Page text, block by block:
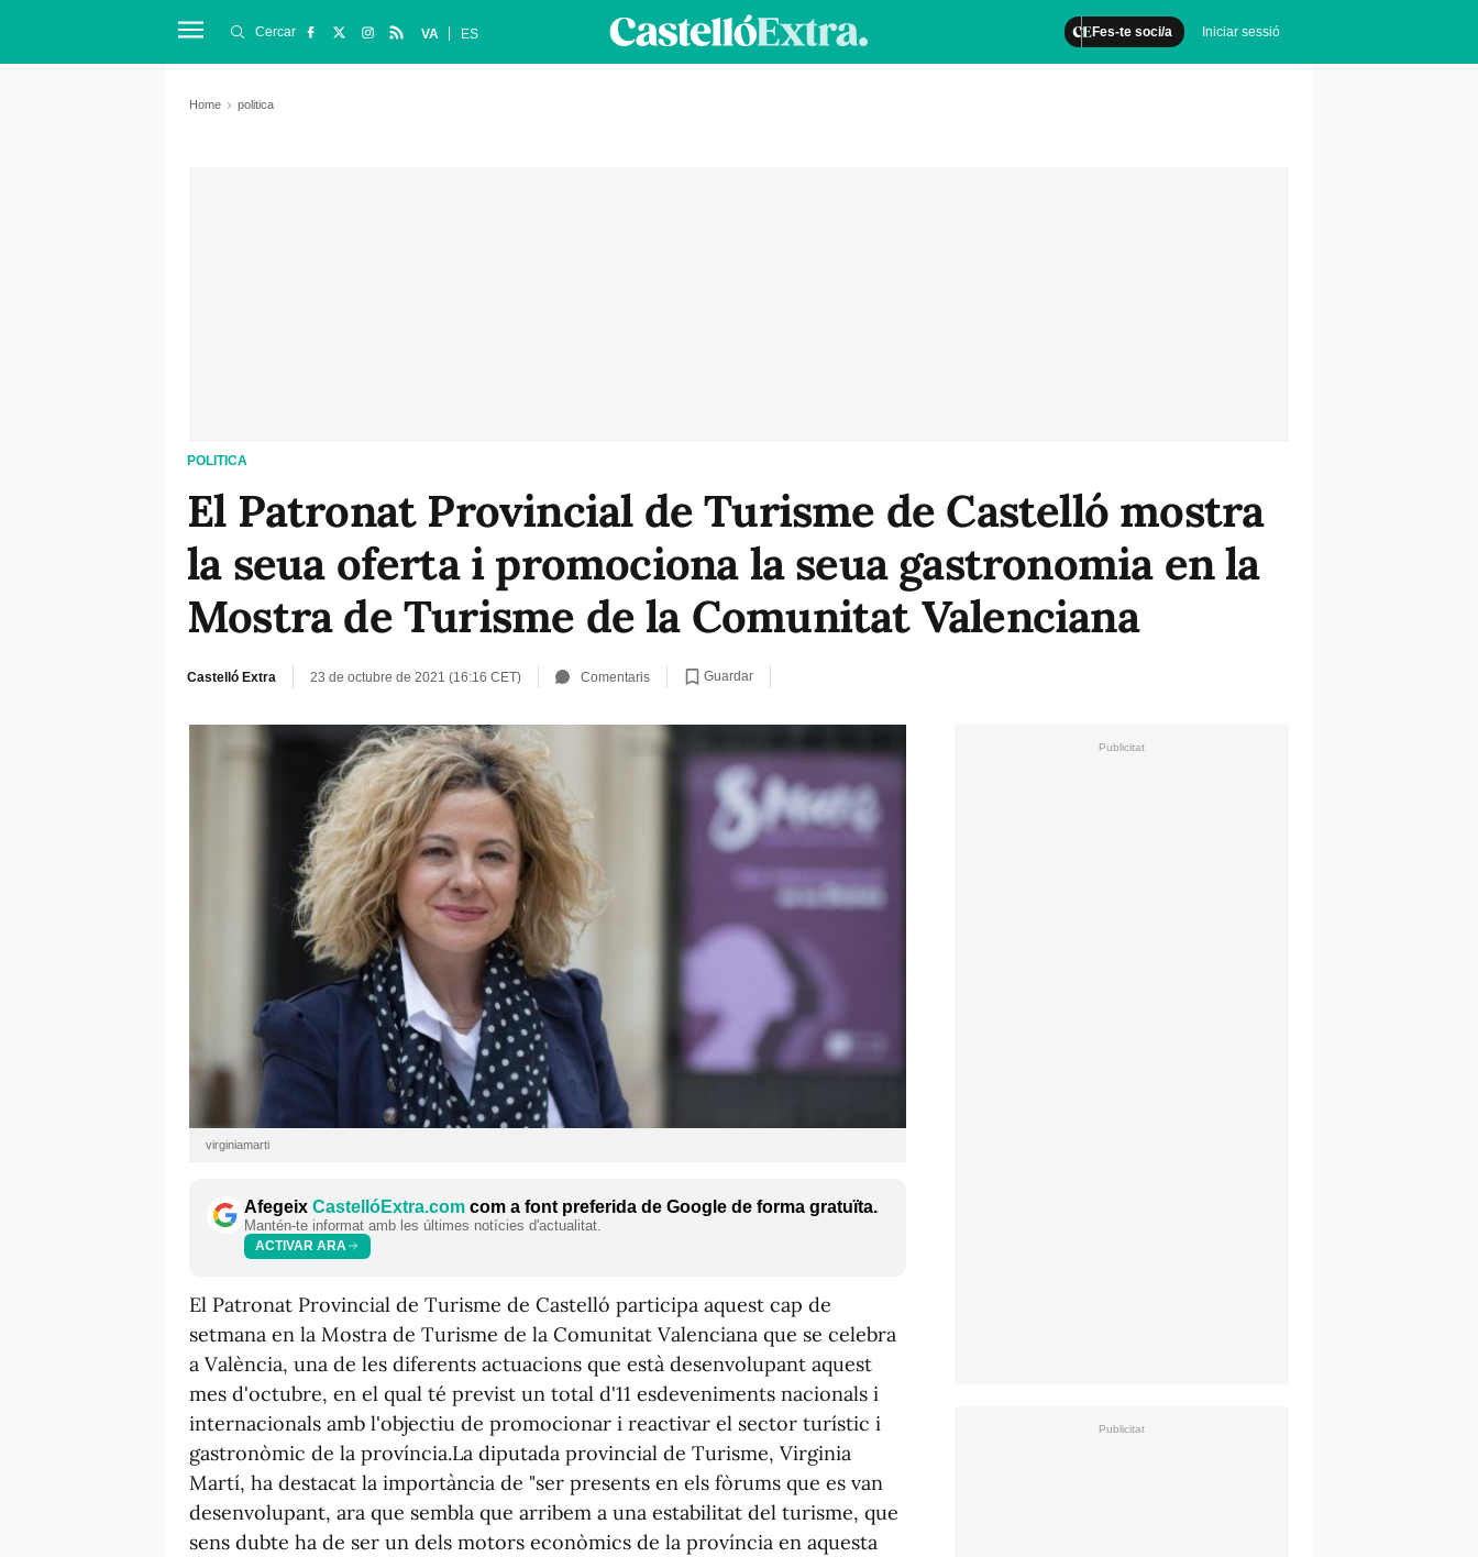
Fes-te soci/a Iniciar sessió
Cercar VA ES
Home politica
POLITICA
El Patronat Provincial de Turisme de Castelló mostra
la seua oferta i promociona la seua gastronomia en la
Mostra de Turisme de la Comunitat Valenciana
Castelló Extra 23 de octubre de 2021 (16:16 CET) Comentaris Guardar
virginiamarti
Afegeix CastellóExtra.com com a font preferida de Google de forma gratuïta.
Mantén-te informat amb les últimes notícies d'actualitat.
ACTIVAR ARA
El Patronat Provincial de Turisme de Castelló participa aquest cap de
setmana en la Mostra de Turisme de la Comunitat Valenciana que se celebra
a València, una de les diferents actuacions que està desenvolupant aquest
mes d'octubre, en el qual té previst un total d'11 esdeveniments nacionals i
internacionals amb l'objectiu de promocionar i reactivar el sector turístic i
gastronòmic de la província.La diputada provincial de Turisme, Virginia
Martí, ha destacat la importància de "ser presents en els fòrums que es van
desenvolupant, ara que sembla que arribem a una estabilitat del turisme, que
sens dubte ha de ser un dels motors econòmics de la província en aquesta